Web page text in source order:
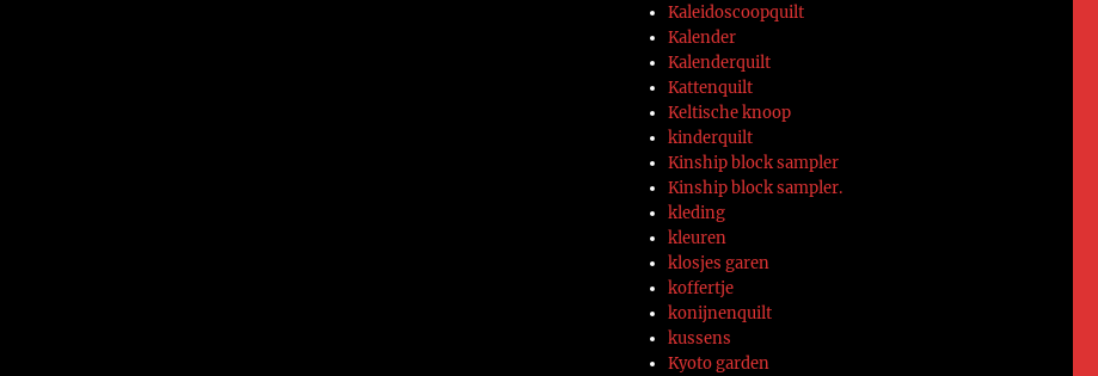
Kaleidoscoopquilt
Kalender
Kalenderquilt
Kattenquilt
Keltische knoop
kinderquilt
Kinship block sampler
Kinship block sampler.
kleding
kleuren
klosjes garen
koffertje
konijnenquilt
kussens
Kyoto garden